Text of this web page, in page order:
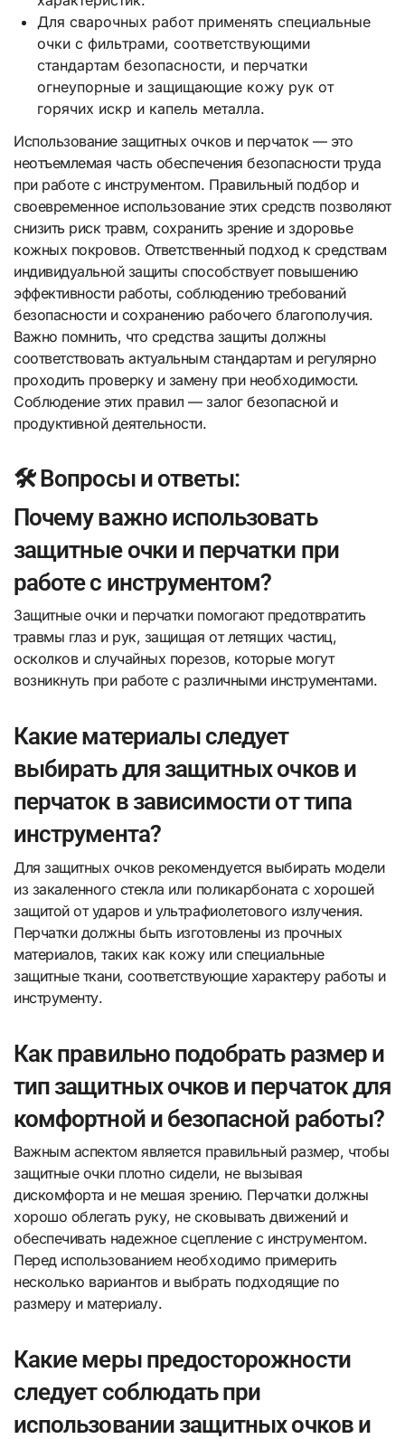
Для сварочных работ применять специальные
очки с фильтрами, соответствующими
стандартам безопасности, и перчатки
огнеупорные и защищающие кожу рук от
горячих искр и капель металла.
Использование защитных очков и перчаток — это
неотъемлемая часть обеспечения безопасности труда
при работе с инструментом. Правильный подбор и
своевременное использование этих средств позволяют
снизить риск травм, сохранить зрение и здоровье
кожных покровов. Ответственный подход к средствам
индивидуальной защиты способствует повышению
эффективности работы, соблюдению требований
безопасности и сохранению рабочего благополучия.
Важно помнить, что средства защиты должны
соответствовать актуальным стандартам и регулярно
проходить проверку и замену при необходимости.
Соблюдение этих правил — залог безопасной и
продуктивной деятельности.
🛠️ Вопросы и ответы:
Почему важно использовать
защитные очки и перчатки при
работе с инструментом?
Защитные очки и перчатки помогают предотвратить
травмы глаз и рук, защищая от летящих частиц,
осколков и случайных порезов, которые могут
возникнуть при работе с различными инструментами.
Какие материалы следует
выбирать для защитных очков и
перчаток в зависимости от типа
инструмента?
Для защитных очков рекомендуется выбирать модели
из закаленного стекла или поликарбоната с хорошей
защитой от ударов и ультрафиолетового излучения.
Перчатки должны быть изготовлены из прочных
материалов, таких как кожу или специальные
защитные ткани, соответствующие характеру работы и
инструменту.
Как правильно подобрать размер и
тип защитных очков и перчаток для
комфортной и безопасной работы?
Важным аспектом является правильный размер, чтобы
защитные очки плотно сидели, не вызывая
дискомфорта и не мешая зрению. Перчатки должны
хорошо облегать руку, не сковывать движений и
обеспечивать надежное сцепление с инструментом.
Перед использованием необходимо примерить
несколько вариантов и выбрать подходящие по
размеру и материалу.
Какие меры предосторожности
следует соблюдать при
использовании защитных очков и